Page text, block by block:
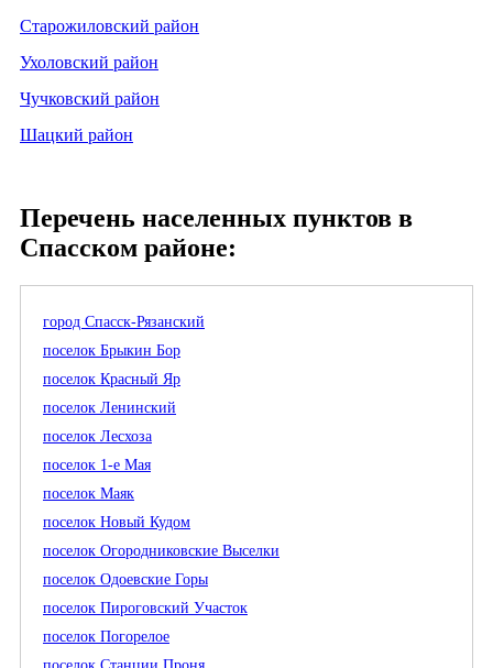
Старожиловский район
Ухоловский район
Чучковский район
Шацкий район
Перечень населенных пунктов в
Спасском районе:
город Спасск-Рязанский
поселок Брыкин Бор
поселок Красный Яр
поселок Ленинский
поселок Лесхоза
поселок 1-е Мая
поселок Маяк
поселок Новый Кудом
поселок Огородниковские Выселки
поселок Одоевские Горы
поселок Пироговский Участок
поселок Погорелое